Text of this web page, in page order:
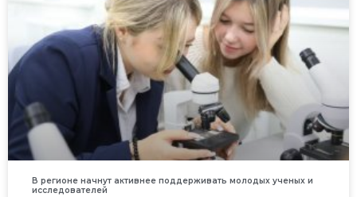
В регионе начнут активнее поддерживать молодых ученых и
исследователей